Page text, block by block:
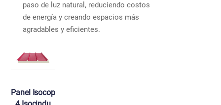
paso de luz natural, reduciendo costos
de energía y creando espacios más
agradables y eficientes.
Panel Isocop